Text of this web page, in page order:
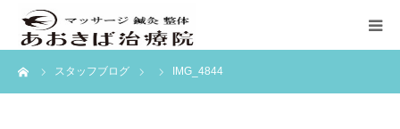
スタッフブログ IMG_4844
ホーム